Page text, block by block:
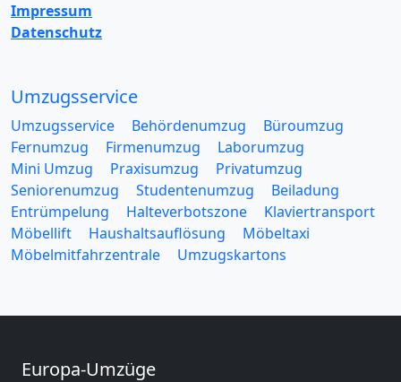
Impressum
Datenschutz
Umzugsservice
Umzugsservice Behördenumzug
Büroumzug
Fernumzug
Firmenumzug
Laborumzug
Mini Umzug
Praxisumzug
Privatumzug
Seniorenumzug
Studentenumzug
Beiladung
Entrümpelung
Halteverbotszone
Klaviertransport
Möbellift
Haushaltsauflösung
Möbeltaxi
Möbelmitfahrzentrale
Umzugskartons
Europa-Umzüge